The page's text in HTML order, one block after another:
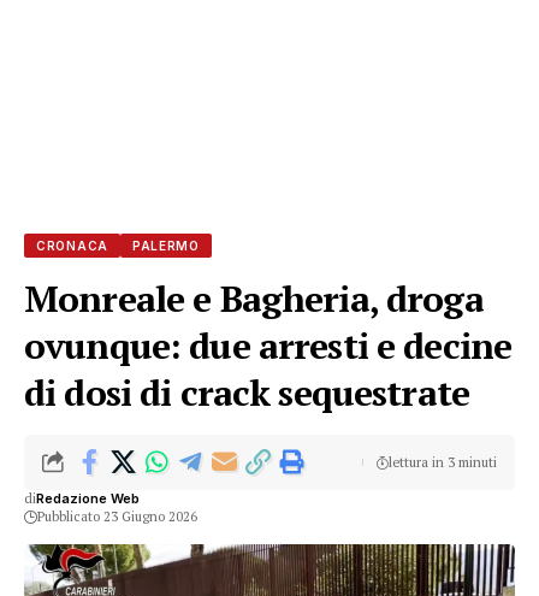
CRONACA PALERMO
Monreale e Bagheria, droga
ovunque: due arresti e decine
di dosi di crack sequestrate
diRedazione Web
Pubblicato 23 Giugno 2026
lettura in 3 minuti